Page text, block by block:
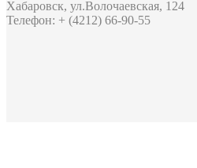
Хабаровск, ул.Волочаевская, 124
Телефон: + (4212) 66-90-55